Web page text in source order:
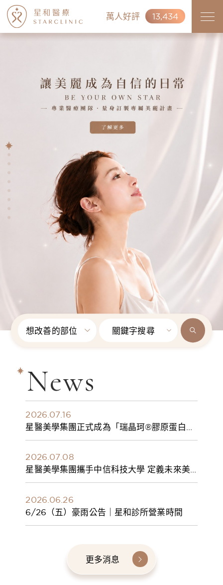
萬人好評 13,434
想改善的部位 關鍵字搜尋
News
2026.07.16
星醫美學集團正式成為「瑞晶珂®膠原蛋白植
入劑」台灣獨家總代理
2026.07.08
星醫美學集團攜手中信科技大學 定義未來美
學人才新標準 建構健康美學產學共育模式 串
2026.06.26
6/26（五）豪雨公告｜星和診所營業時間
更多消息